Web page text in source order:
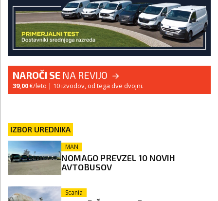
NAROČI SE NA REVIJO
39,00€/leto | 10 izvodov, od tega dve dvojni.
IZBOR UREDNIKA
MAN
NOMAGO PREVZEL 10 NOVIH
AVTOBUSOV
Scania